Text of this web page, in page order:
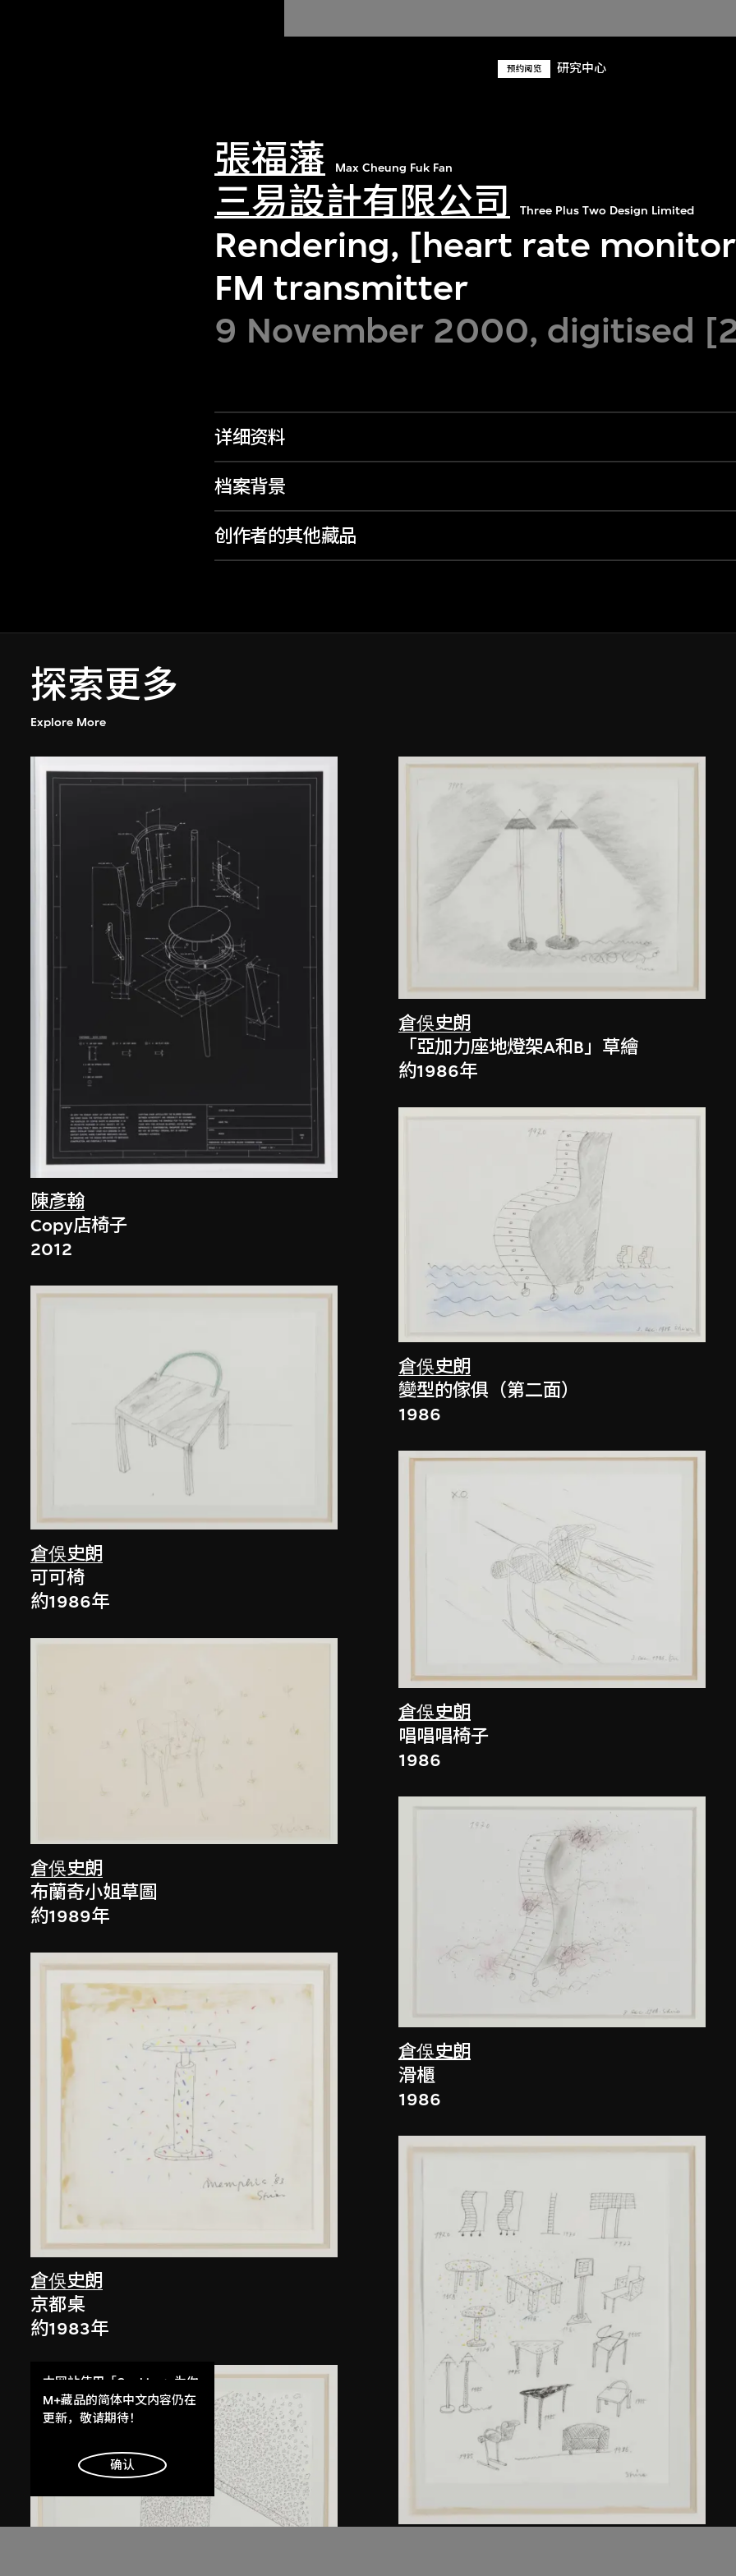
预约阅览 研究中心
張福藩 Max Cheung Fuk Fan
三易設計有限公司 Three Plus Two Design Limited
Rendering, [heart rate
FM transmitter
9 November 2000, digitised
详细资料
档案背景
创作者的其他藏品
探索更多
Explore More
陳彥翰
Copy店椅子
2012
倉俁史朗
可可椅
約1986年
倉俁史朗
布蘭奇小姐草圖
約1989年
倉俁史朗
京都桌
約1983年
倉俁史朗
「亞加力座地燈架A和B」草繪
約1986年
倉俁史朗
變型的傢俱（第二面）
1986
倉俁史朗
唱唱唱椅子
1986
倉俁史朗
滑櫃
1986
本网站使用「Cookies」为你
提供最好的网站体验。
了解更多
明白
M+藏品的简体中文内容仍在
更新，敬请期待！
确认